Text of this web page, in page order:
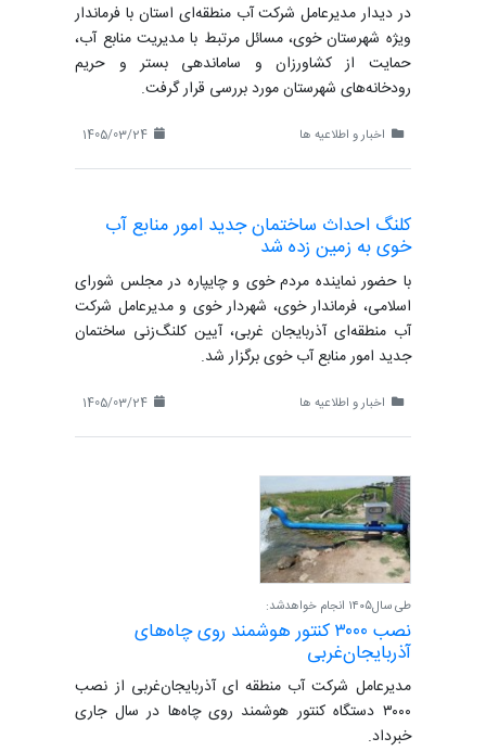
در دیدار مدیرعامل شرکت آب منطقه‌ای استان با فرماندار
ویژه شهرستان خوی، مسائل مرتبط با مدیریت منابع آب،
حمایت از کشاورزان و ساماندهی بستر و حریم
رودخانه‌های شهرستان مورد بررسی قرار گرفت.
اخبار و اطلاعیه ها
کلنگ احداث ساختمان جدید امور منابع آب
خوی به زمین زده شد
با حضور نماینده مردم خوی و چایپاره در مجلس شورای
اسلامی، فرماندار خوی، شهردار خوی و مدیرعامل شرکت
آب منطقه‌ای آذربایجان غربی، آیین کلنگ‌زنی ساختمان
جدید امور منابع آب خوی برگزار شد.
اخبار و اطلاعیه ها
طی سال۱۴۰۵ انجام خواهدشد:
نصب ۳۰۰۰ کنتور هوشمند روی چاه‌های
آذربایجان‌غربی
مدیرعامل شرکت آب منطقه ای آذربایجان‌غربی از نصب
۳۰۰۰ دستگاه کنتور هوشمند روی چاه‌ها در سال جاری
خبرداد.